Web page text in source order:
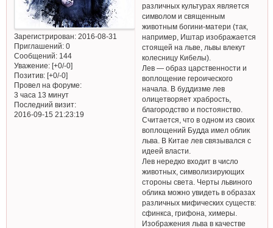
Зарегистрирован: 2016-08-31
Приглашений:0
Сообщений:144
Уважение: [+0/-0]
Позитив: [+0/-0]
Провел на форуме:
3 часа 13 минут
Последний визит:
2016-09-15 21:23:19
различных культурах является
символом и священным
животным богини-матери (так,
например, Иштар изображается
стоящей на льве, львы влекут
колесницу Кибелы).
Лев — образ царственности и
воплощение героического
начала. В буддизме лев
олицетворяет храбрость,
благородство и постоянство.
Считается, что в одном из своих
воплощений Будда имел облик
льва. В Китае лев связывался с
идеей власти.
Лев нередко входит в число
животных, символизирующих
стороны света. Черты львиного
облика можно увидеть в образах
различных мифических существ:
сфинкса, грифона, химеры.
Изображения льва в качестве